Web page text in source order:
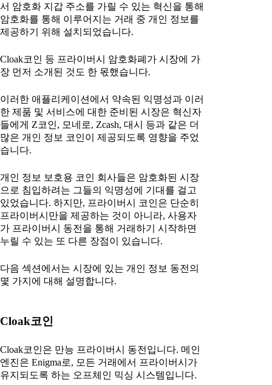
서 암호화 지갑 주소를 가릴 수 있는 혁신을 통해
암호화를 통해 이루어지는 거래 중 개인 정보를
제공하기 위해 설치되었습니다.
Cloak코인 등 프라이버시 암호화폐가 시장에 가
장 먼저 소개된 것도 한 몫했습니다.
이러한 애플리케이션에서 약속된 익명성과 이러
한 제품 및 서비스에 대한 준비된 시장은 혁신자
들에게 Z코인, 모네로, Zcash, 대시 등과 같은 더
많은 개인 정보 코인이 제공되도록 영향을 주었
습니다.
개인 정보 보호용 코인 회사들은 암호화된 시장
으로 침입하려는 그들의 익명성에 기대를 걸고
있었습니다. 하지만, 프라이버시 코인은 단순히
프라이버시만을 제공하는 것이 아니라, 사용자
가 프라이버시 동전을 통해 거래하기 시작하면
누릴 수 있는 또 다른 장점이 있습니다.
다음 섹션에서는 시장에 있는 개인 정보 동전의
몇 가지에 대해 설명합니다.
Cloak코인
Cloak코인은 만능 프라이버시 동전입니다. 메인
엔진은 Enigma로, 모든 거래에서 프라이버시가
유지되도록 하는 오프체인 믹싱 시스템입니다.